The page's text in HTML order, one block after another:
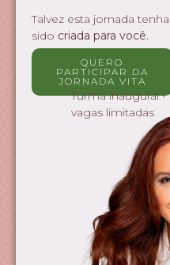
Talvez esta jornada tenha
sido criada para você.
QUERO
PARTICIPAR DA
JORNADA VITA
Turma inaugural •
vagas limitadas